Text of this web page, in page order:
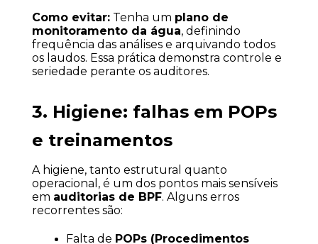
Como evitar: Tenha um plano de
monitoramento da água, definindo
frequência das análises e arquivando todos
os laudos. Essa prática demonstra controle e
seriedade perante os auditores.
3. Higiene: falhas em POPs
e treinamentos
A higiene, tanto estrutural quanto
operacional, é um dos pontos mais sensíveis
em auditorias de BPF. Alguns erros
recorrentes são:
Falta de POPs (Procedimentos